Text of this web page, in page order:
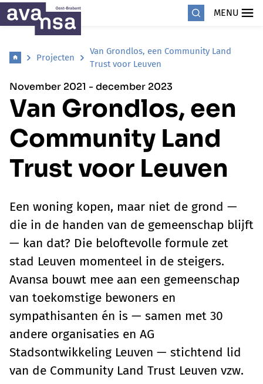
MENU
Projecten
Van Grondlos, een Community Land
Trust voor Leuven
November 2021 - december 2023
Van Grondlos, een
Community Land
Trust voor Leuven
Een woning kopen, maar niet de grond —
die in de handen van de gemeenschap blijft
— kan dat? Die beloftevolle formule zet
stad Leuven momenteel in de steigers.
Avansa bouwt mee aan een gemeenschap
van toekomstige bewoners en
sympathisanten én is — samen met 30
andere organisaties en AG
Stadsontwikkeling Leuven — stichtend lid
van de Community Land Trust Leuven vzw.